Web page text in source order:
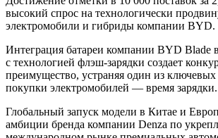
высокий спрос на технологически
электромобили и гибриды компании BYD.
Интеграция батареи компании BYD Blade
с технологией флэш-зарядки создает
преимущество, устраняя один из ключевых
покупки электромобилей — время зарядки.
Глобальный запуск модели в Китае и
амбиции бренда компании Denza по